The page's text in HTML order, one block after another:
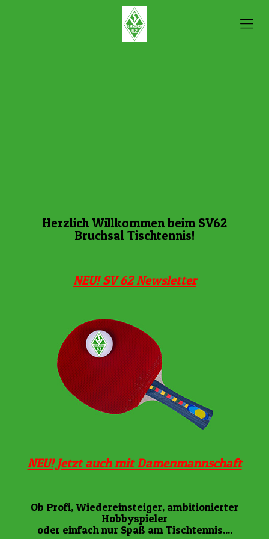
Herzlich Willkommen beim SV62
Bruchsal Tischtennis!
NEU! SV 62 Newsletter
NEU! Jetzt auch mit Damenmannschaft
Ob Profi, Wiedereinsteiger, ambitionierter
Hobbyspieler
oder einfach nur Spaß am Tischtennis....